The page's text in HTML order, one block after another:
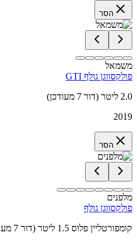
הסר
משמאל
פולקסווגן גולף GTI
2.0 ליטר (דור 7 מעודכן)
2019
הסר
מלפנים
פולקסווגן גולף
קומפורטליין פלוס 1.5 ליטר (דור 7 מעודכן)